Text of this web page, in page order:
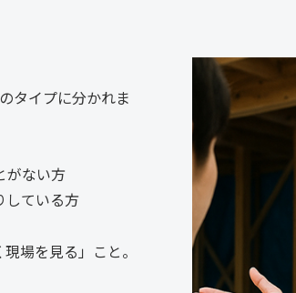
タイプに分かれま
がない方
している方
場を見る」こと。